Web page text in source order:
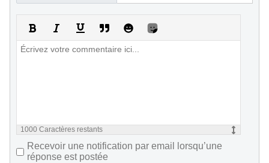
1000 Caractères restants
Recevoir une notification par email lorsqu’une
réponse est postée